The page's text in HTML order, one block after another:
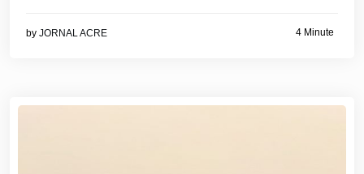
by JORNAL ACRE 4 Minute